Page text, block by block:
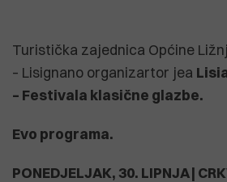
Turistička zajednica Općine
– Lisignano organizartor jea
– Festivala klasične glazbe.
Evo programa.
PONEDJELJAK, 30. LIPNJA |